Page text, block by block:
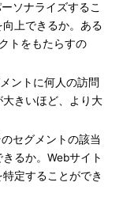
ーソナライズするこ
上できるか。ある
トをもたらすの
ントに何人の訪問
きいほど、より大
セグメントの該当
るか。Webサイト
定することができ